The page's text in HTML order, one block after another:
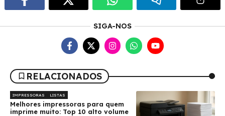
SIGA-NOS
RELACIONADOS
IMPRESSORAS LISTAS
Melhores impressoras para quem
imprime muito: Top 10 alto volume